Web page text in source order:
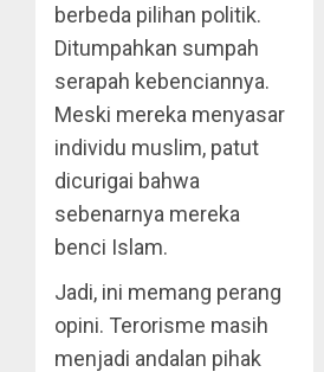
berbeda pilihan politik.
Ditumpahkan sumpah
serapah kebenciannya.
Meski mereka menyasar
individu muslim, patut
dicurigai bahwa
sebenarnya mereka
benci Islam.
Jadi, ini memang perang
opini. Terorisme masih
menjadi andalan pihak